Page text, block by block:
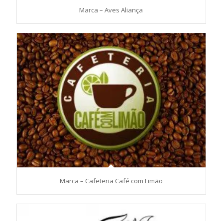
Marca – Aves Aliança
Marca – Cafeteria Café com Limão